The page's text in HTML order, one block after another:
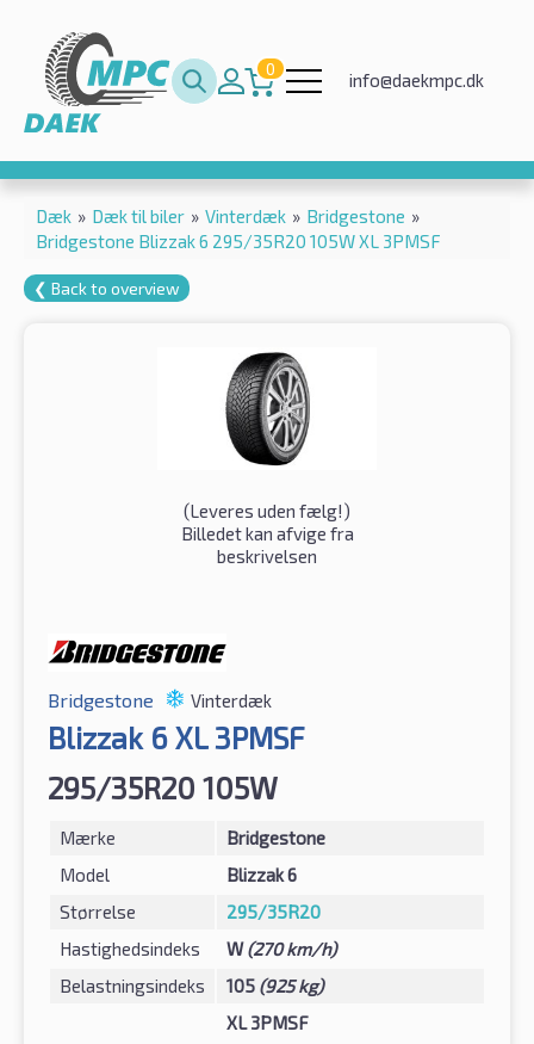
0
info@daekmpc.dk
Dæk » Dæk til biler » Vinterdæk » Bridgestone »
Bridgestone Blizzak 6 295/35R20 105W XL 3PMSF
❮ Back to overview
(Leveres uden fælg!)
Billedet kan afvige fra
beskrivelsen
Bridgestone Vinterdæk
Blizzak 6 XL 3PMSF
295/35R20 105W
Mærke
Bridgestone
Model
Blizzak 6
Størrelse
295/35R20
Hastighedsindeks
W(270 km/h)
Belastningsindeks
105 (925 kg)
XL 3PMSF